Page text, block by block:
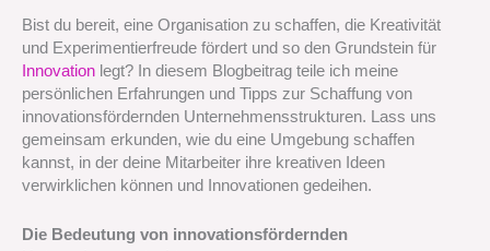
Bist du bereit, eine Organisation zu schaffen, die Kreativität
und Experimentierfreude fördert und so den Grundstein für
Innovation legt? In diesem Blogbeitrag teile ich meine
persönlichen Erfahrungen und Tipps zur Schaffung von
innovationsfördernden Unternehmensstrukturen. Lass uns
gemeinsam erkunden, wie du eine Umgebung schaffen
kannst, in der deine Mitarbeiter ihre kreativen Ideen
verwirklichen können und Innovationen gedeihen.
Die Bedeutung von innovationsfördernden